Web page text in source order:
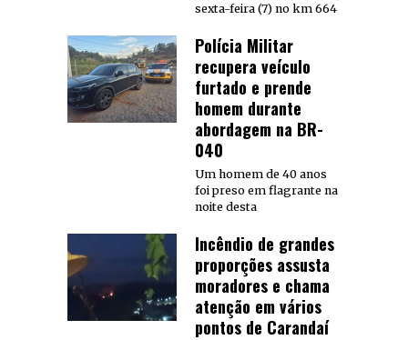
sexta-feira (7) no km 664
Polícia Militar
recupera veículo
furtado e prende
homem durante
abordagem na BR-
040
Um homem de 40 anos
foi preso em flagrante na
noite desta
Incêndio de grandes
proporções assusta
moradores e chama
atenção em vários
pontos de Carandaí